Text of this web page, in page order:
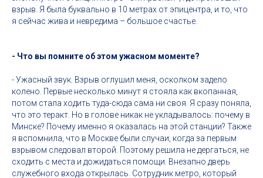
взрыв. Я была буквально в 10 метрах от эпицентра, и то, что
я сейчас жива и невредима – большое счастье.
- Что вы помните об этом ужасном моменте?
- Ужасный звук. Взрыв оглушил меня, осколком задело
колено. Первые несколько минут я стояла как вкопанная,
потом стала ходить туда-сюда сама ни своя. Я сразу поняла,
что это теракт. Но в голове никак не укладывалось: почему в
Минске? Почему именно я оказалась на этой станции? Также
я вспомнила, что в Москве были случаи, когда за первым
взрывом следовал второй. Поэтому решила не дергаться, не
сходить с места и дожидаться помощи. Внезапно дверь
служебного входа открылась. Сотрудник метро, который